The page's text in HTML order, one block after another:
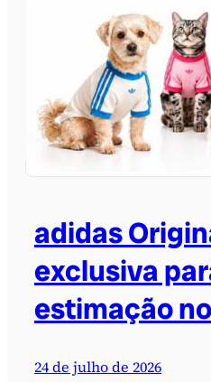
adidas
exclusiva
estimação
24 de julho de 2026